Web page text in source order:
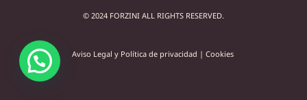
© 2024 FORZINI ALL RIGHTS RESERVED.
Aviso Legal y Política de privacidad | Cookies